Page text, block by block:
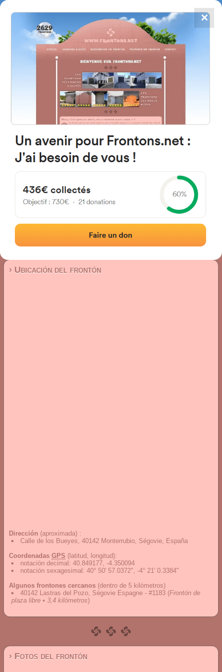
FRONTONS.NET
BUSCAR UN FRONTÓN
AÑADIR UN FRONTÓN
4784
frontones
40142 Monterrubio, Ségovie
Calle de los Bueyes España
Frontón de plaza libre
Localización|Fotos|Comentarios y reseñas
› Ubicación del frontón
Dirección (aproximada) :
Calle de los Bueyes, 40142 Monterrubio, Ségovie, España
Coordenadas GPS (latitud, longitud):
notación decimal : 40.849177, -4.350094
notación sexagesimal : 40° 50' 57.0372", -4° 21' 0.3384"
Algunos frontones cercanos (dentro de 5 kilómetros)
40142 Lastras del Pozo, Ségovie Espagne - #1183 (Frontón de
plaza libre • 3,4 kilómetros)
› Fotos del frontón
✕